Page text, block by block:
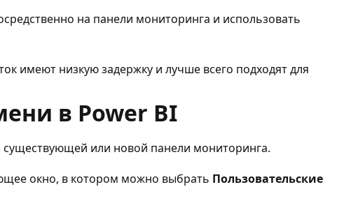
на панели мониторинга и использовать
имеют низкую задержку и лучше всего подходят для
в Power BI
существующей или новой панели мониторинга.
окно, в котором можно выбрать Пользовательские